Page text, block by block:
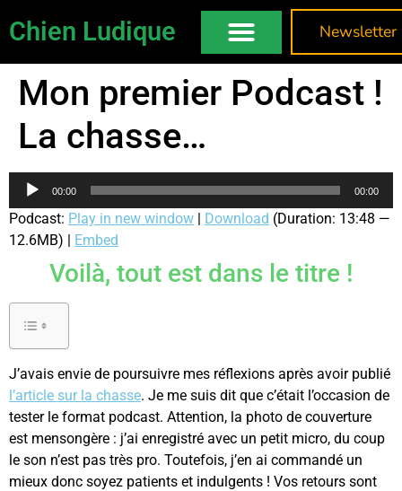
Chien Ludique Newsletter
Mon premier Podcast !
La chasse…
Lecteur
00:00 00:00
Podcast: Play in new window | Download (Duration: 13:48 —
12.6MB) | Embed
Voilà, tout est dans le titre !
J’avais envie de poursuivre mes réflexions après avoir publié
l’article sur la chasse. Je me suis dit que c’était l’occasion de
tester le format podcast. Attention, la photo de couverture
est mensongère : j’ai enregistré avec un petit micro, du coup
le son n’est pas très pro. Toutefois, j’en ai commandé un
mieux donc soyez patients et indulgents ! Vos retours sont